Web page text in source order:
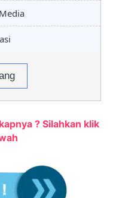
? Silahkan klik